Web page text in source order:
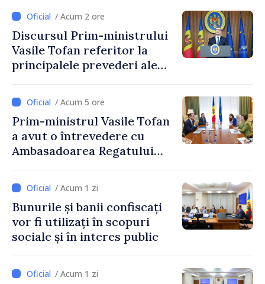
stimularea investițiilor și o
taxare mai echitabilă
/ Acum 2 ore
Discursul Prim-ministrului
Vasile Tofan referitor la
principalele prevederi ale
2027
/ Acum 5 ore
Prim-ministrul Vasile Tofan
a avut o întrevedere cu
Ambasadoarea Regatului
Irlandei de Nord, Fern
Horine / Acum 1 zi
Bunurile și banii confiscați
vor fi utilizați în scopuri
sociale și în interes public
/ Acum 1 zi